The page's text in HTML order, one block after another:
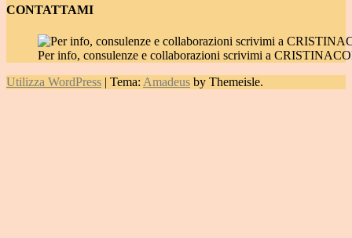
CONTATTAMI
Per info, consulenze e collaborazioni scrivimi a
Utilizza WordPress | Tema: Amadeus by Themeisle.